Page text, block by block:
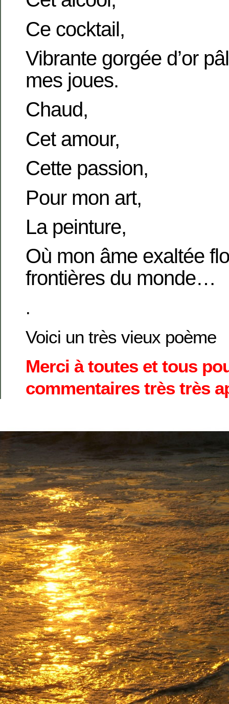
Ce cocktail,
Vibrante gorgée d’or
mes joues.
Chaud,
Cet amour,
Cette passion,
Pour mon art,
La peinture,
Où mon âme exaltée
frontières du monde…
.
Voici un très vieux poème
Merci à toutes et tous
commentaires très très